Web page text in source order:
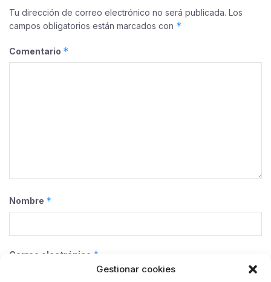
Gestionar cookies
Tu dirección de correo electrónico no será publicada. Los
campos obligatorios están marcados con *
Comentario *
Nombre *
Correo electrónico *